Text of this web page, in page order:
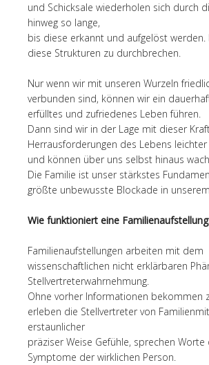
und Schicksale wiederholen sich durch
hinweg so lange,
bis diese erkannt und aufgelöst werden.
diese Strukturen zu durchbrechen.
Nur wenn wir mit unseren Wurzeln
verbunden sind, können wir ein
erfülltes und zufriedenes Leben führen.
Dann sind wir in der Lage mit dieser
Herrausforderungen des Lebens
und können über uns selbst hinaus
Die Familie ist unser stärkstes
größte unbewusste Blockade in
Wie funktioniert eine
Familienaufstellungen arbeiten mit dem
wissenschaftlichen nicht erklärbaren
Stellvertreterwahrnehmung.
Ohne vorher Informationen bekommen
erleben die Stellvertreter von
erstaunlicher
präziser Weise Gefühle, sprechen Worte
Symptome der wirklichen Person.